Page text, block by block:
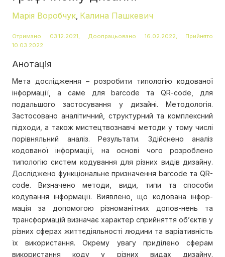
Марія Воробчук Калина Пашкевич
Отримано 03.12.2021, Доопрацьовано 16.02.2022, Прийнято
10.03.2022
Анотація
Мета дослідження – розробити типологію кодованої
інформації, а саме для barcode та QR-code, для
подальшого застосування у дизайні. Методологія.
Застосовано аналітичний, структурний та комплексний
підходи, а також мистецтвознавчі методи у тому числі
порівняльний аналіз. Результати. Здійснено аналіз
кодованої інформації, на основі чого розроблено
типологію систем кодування для різних видів дизайну.
Досліджено функціональне призначення barcode та QR-
code. Визначено методи, види, типи та способи
кодування інформації. Виявлено, що кодована інфор-
мація за допомогою різноманітних допов-нень та
трансформацій визначає характер сприйняття об’єктів у
різних сферах життєдіяльності людини та варіативність
їх використання. Окрему увагу приділено сферам
використання коду у різних видах дизайну.